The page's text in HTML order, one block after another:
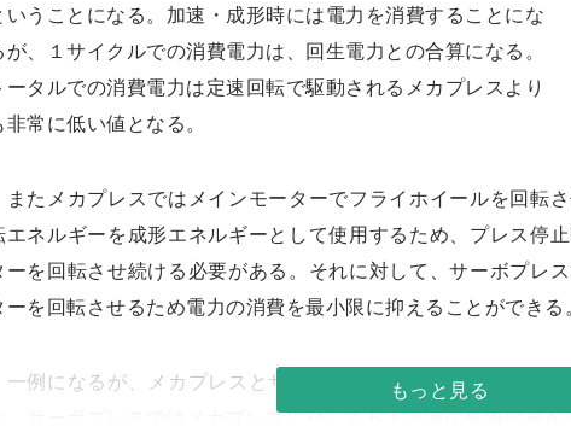
いうことになる。加速・成形時には電力を消費することにな
が、１サイクルでの消費電力は、回生電力との合算になる。
ータルでの消費電力は定速回転で駆動されるメカプレスより
非常に低い値となる。
またメカプレスではメインモーターでフライホイールを回転
エネルギーを成形エネルギーとして使用するため、プレス停
ーを回転させ続ける必要がある。それに対して、サーボプレ
ーを回転させるため電力の消費を最小限に抑えることができる。
一例になるが、メカプレスとサーボプレスを同条件で運転し
と、サーボプレスではメカプレスに対して６１％減の低減効果が